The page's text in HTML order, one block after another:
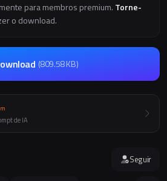
para membros premium. Torne-
o download.
(809.58 KB)
de IA
Seguir